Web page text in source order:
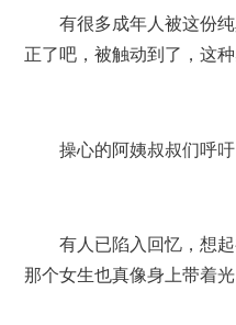
有很多成年人被这份纯
正了吧，被触动到了，这种
操心的阿姨叔叔们呼吁
有人已陷入回忆，想起
那个女生也真像身上带着